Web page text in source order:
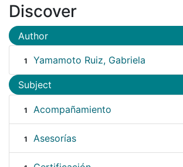
Discover
Author
1 Yamamoto Ruiz, Gabriela
Subject
1 Acompañamiento
1 Asesorías